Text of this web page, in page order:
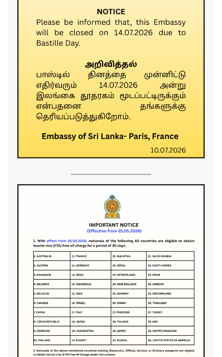
......................................................